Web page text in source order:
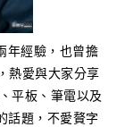
年經驗，也曾擔
熱愛與大家分享
平板、筆電以及
話題，不愛贅字